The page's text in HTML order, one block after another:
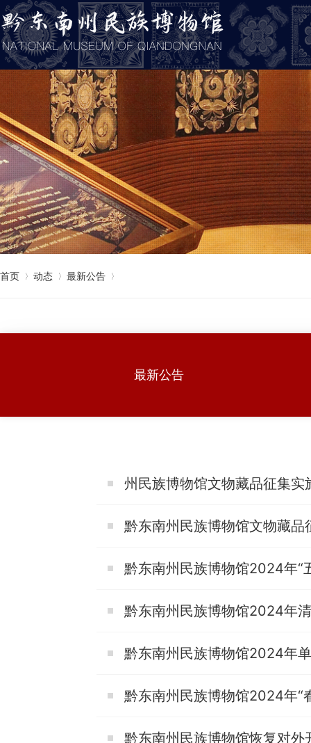
首页
›
动态
›
最新公告
›
最新公告
州民族博物馆文物藏品征集实
黔东南州民族博物馆文物藏品
黔东南州民族博物馆2024年“
黔东南州民族博物馆2024年
黔东南州民族博物馆2024年
黔东南州民族博物馆2024年“
黔东南州民族博物馆恢复对外